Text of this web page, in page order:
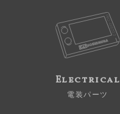
Electrical
電装パーツ